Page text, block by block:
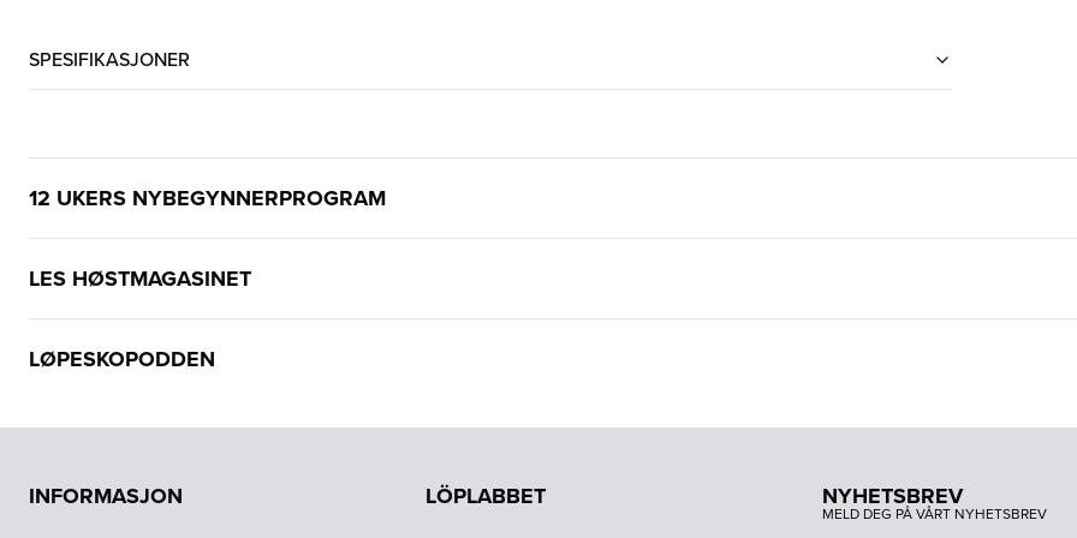
SPESIFIKASJONER
12 UKERS NYBEGYNNERPROGRAM
LES HØSTMAGASINET
LØPESKOPODDEN
INFORMASJON LÖPLABBET NYHETSBREV
MELD DEG PÅ VÅRT NYHETSBREV